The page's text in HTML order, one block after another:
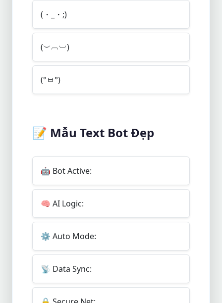
(・_・;)
(︶︹︺)
(°ㅂ°)
📝 Mẫu Text Bot Đẹp
🤖 Bot Active:
🧠 AI Logic:
⚙️ Auto Mode:
📡 Data Sync: